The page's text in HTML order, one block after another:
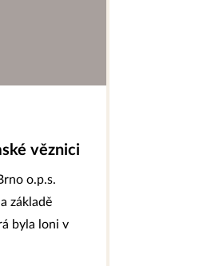
věznici
o.p.s.
základě
byla loni v